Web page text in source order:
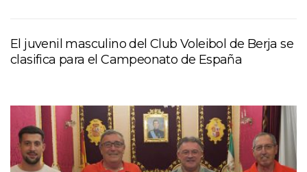
El juvenil masculino del Club Voleibol de Berja se
clasifica para el Campeonato de España